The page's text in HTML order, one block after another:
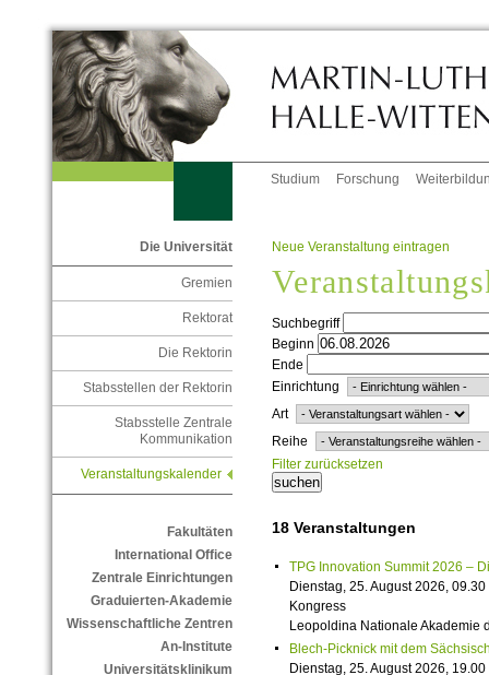
Studium Forschung
Die Universität
Gremien
Rektorat
Die Rektorin
Stabsstellen der Rektorin
Stabsstelle Zentrale
Kommunikation
Veranstaltungskalender
Fakultäten
International Office
Zentrale Einrichtungen
Graduierten-Akademie
Wissenschaftliche Zentren
An-Institute
Universitätsklinikum
Neue Veranstaltung eintragen
Suchbegriff
Beginn
Ende
Einrichtung
Art
Reihe
Filter zurücksetzen
18 Veranstaltungen
TPG Innovation Summit 2026 –
Dienstag, 25. August 2026,
Kongress
Leopoldina Nationale Akademie
Blech-Picknick mit dem
Dienstag, 25. August 2026,